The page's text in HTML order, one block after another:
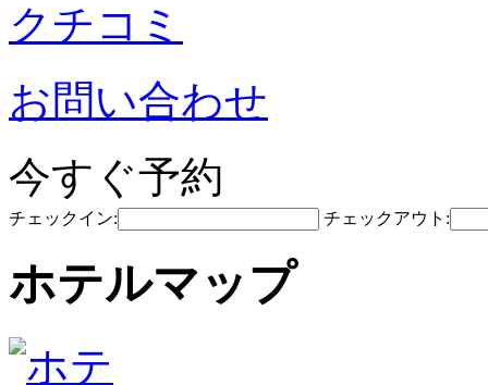
クチコミ
お問い合わせ
今すぐ予約
チェックイン: チェックアウト:
ホテルマップ